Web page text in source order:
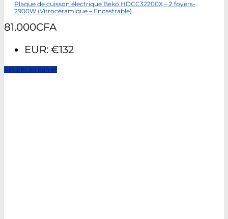
Plaque de cuisson électrique Beko HDCC32200X – 2 foyers-
2900W (Vitrocéramique – Encastrable)
81.000CFA
EUR: €132
Ajouter au panier